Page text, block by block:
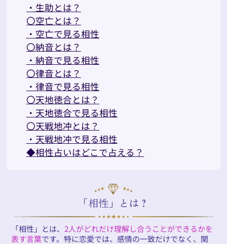
・生助とは？
〇空亡とは？
・空亡で見る相性
〇納音とは？
・納音で見る相性
〇律音とは？
・律音で見る相性
〇天地徳合とは？
・天地徳合で見る相性
〇天戦地冲とは？
・天戦地冲で見る相性
◆相性占いはどこで占える？
「相性」とは？
「相性」とは、2人がどれだけ理解し合うことができるかを
表す言葉です。特に恋愛では、感情の一致だけでなく、関